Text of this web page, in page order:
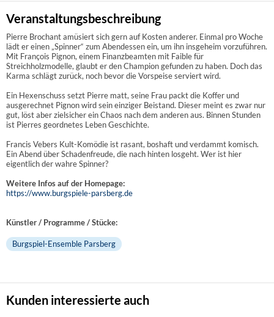
Veranstaltungsbeschreibung
Pierre Brochant amüsiert sich gern auf Kosten anderer. Einmal pro Woche
lädt er einen „Spinner“ zum Abendessen ein, um ihn insgeheim vorzuführen.
Mit François Pignon, einem Finanzbeamten mit Faible für
Streichholzmodelle, glaubt er den Champion gefunden zu haben. Doch das
Karma schlägt zurück, noch bevor die Vorspeise serviert wird.
Ein Hexenschuss setzt Pierre matt, seine Frau packt die Koffer und
ausgerechnet Pignon wird sein einziger Beistand. Dieser meint es zwar nur
gut, löst aber zielsicher ein Chaos nach dem anderen aus. Binnen Stunden
ist Pierres geordnetes Leben Geschichte.
Francis Vebers Kult-Komödie ist rasant, boshaft und verdammt komisch.
Ein Abend über Schadenfreude, die nach hinten losgeht. Wer ist hier
eigentlich der wahre Spinner?
Weitere Infos auf der Homepage:
https://www.burgspiele-parsberg.de
Künstler / Programme / Stücke:
Burgspiel-Ensemble Parsberg
Kunden interessierte auch